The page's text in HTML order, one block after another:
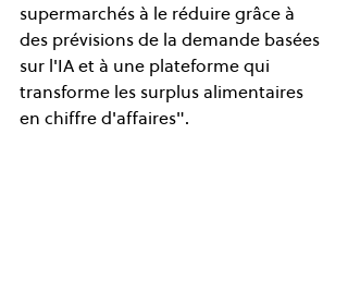
supermarchés à le réduire grâce à
des prévisions de la demande basées
sur l'IA et à une plateforme qui
transforme les surplus alimentaires
en chiffre d'affaires".